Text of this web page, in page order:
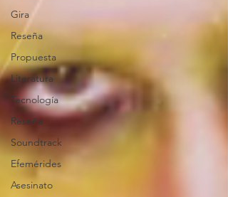
Gira
Reseña
Propuesta
Literatura
Tecnología
Reseña
Soundtrack
Efemérides
Asesinato